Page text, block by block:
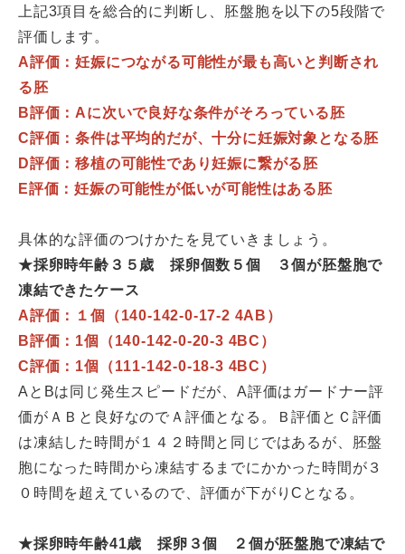
上記3項目を総合的に判断し、胚盤胞を以下の5段階で
評価します。
A評価：妊娠につながる可能性が最も高いと判断され
る胚
B評価：Aに次いで良好な条件がそろっている胚
C評価：条件は平均的だが、十分に妊娠対象となる胚
D評価：移植の可能性であり妊娠に繋がる胚
E評価：妊娠の可能性が低いが可能性はある胚
具体的な評価のつけかたを見ていきましょう。
★採卵時年齢３５歳 採卵個数５個 ３個が胚盤胞で
凍結できたケース
A評価：１個（140-142-0-17-2 4AB）
B評価：1個（140-142-0-20-3 4BC）
C評価：1個（111-142-0-18-3 4BC）
AとBは同じ発生スピードだが、A評価はガードナー評
価がＡＢと良好なのでＡ評価となる。Ｂ評価とＣ評価
は凍結した時間が１４２時間と同じではあるが、胚盤
胞になった時間から凍結するまでにかかった時間が３
０時間を超えているので、評価が下がりCとなる。
★採卵時年齢41歳 採卵３個 ２個が胚盤胞で凍結で